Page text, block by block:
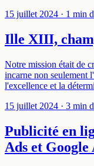
15 juillet 2024 · 1 min
Ille XIII,
Notre mission était de
incarne non seulement
l'excellence et la
15 juillet 2024 · 3 min
Publicité en
Ads et Google